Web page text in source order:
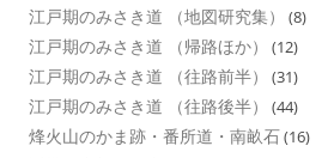
江戸期のみさき道 （地図研究集） (8)
江戸期のみさき道 （帰路ほか） (12)
江戸期のみさき道 （往路前半） (31)
江戸期のみさき道 （往路後半） (44)
烽火山のかま跡・番所道・南畝石(16)